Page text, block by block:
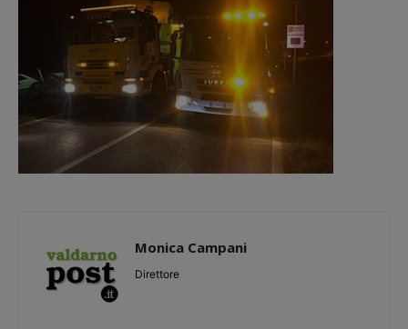
Monica Campani
Direttore